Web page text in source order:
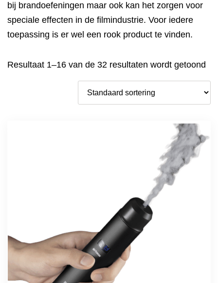
bij brandoefeningen maar ook kan het zorgen voor
speciale effecten in de filmindustrie. Voor iedere
toepassing is er wel een rook product te vinden.
Resultaat 1–16 van de 32 resultaten wordt getoond